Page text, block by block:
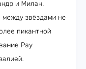
и Милан.
звёздами не
пикантной
Рау